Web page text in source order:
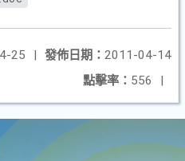
發佈日期： 2011-04-14
25
|
點擊率： 556 |